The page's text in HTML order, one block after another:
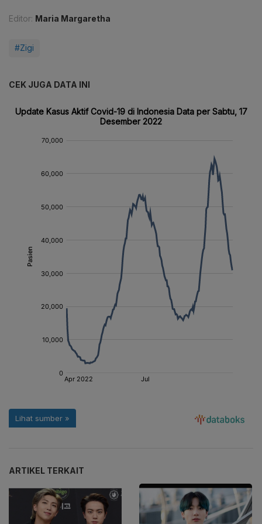
Editor: Maria Margaretha
#Zigi
CEK JUGA DATA INI
ARTIKEL TERKAIT